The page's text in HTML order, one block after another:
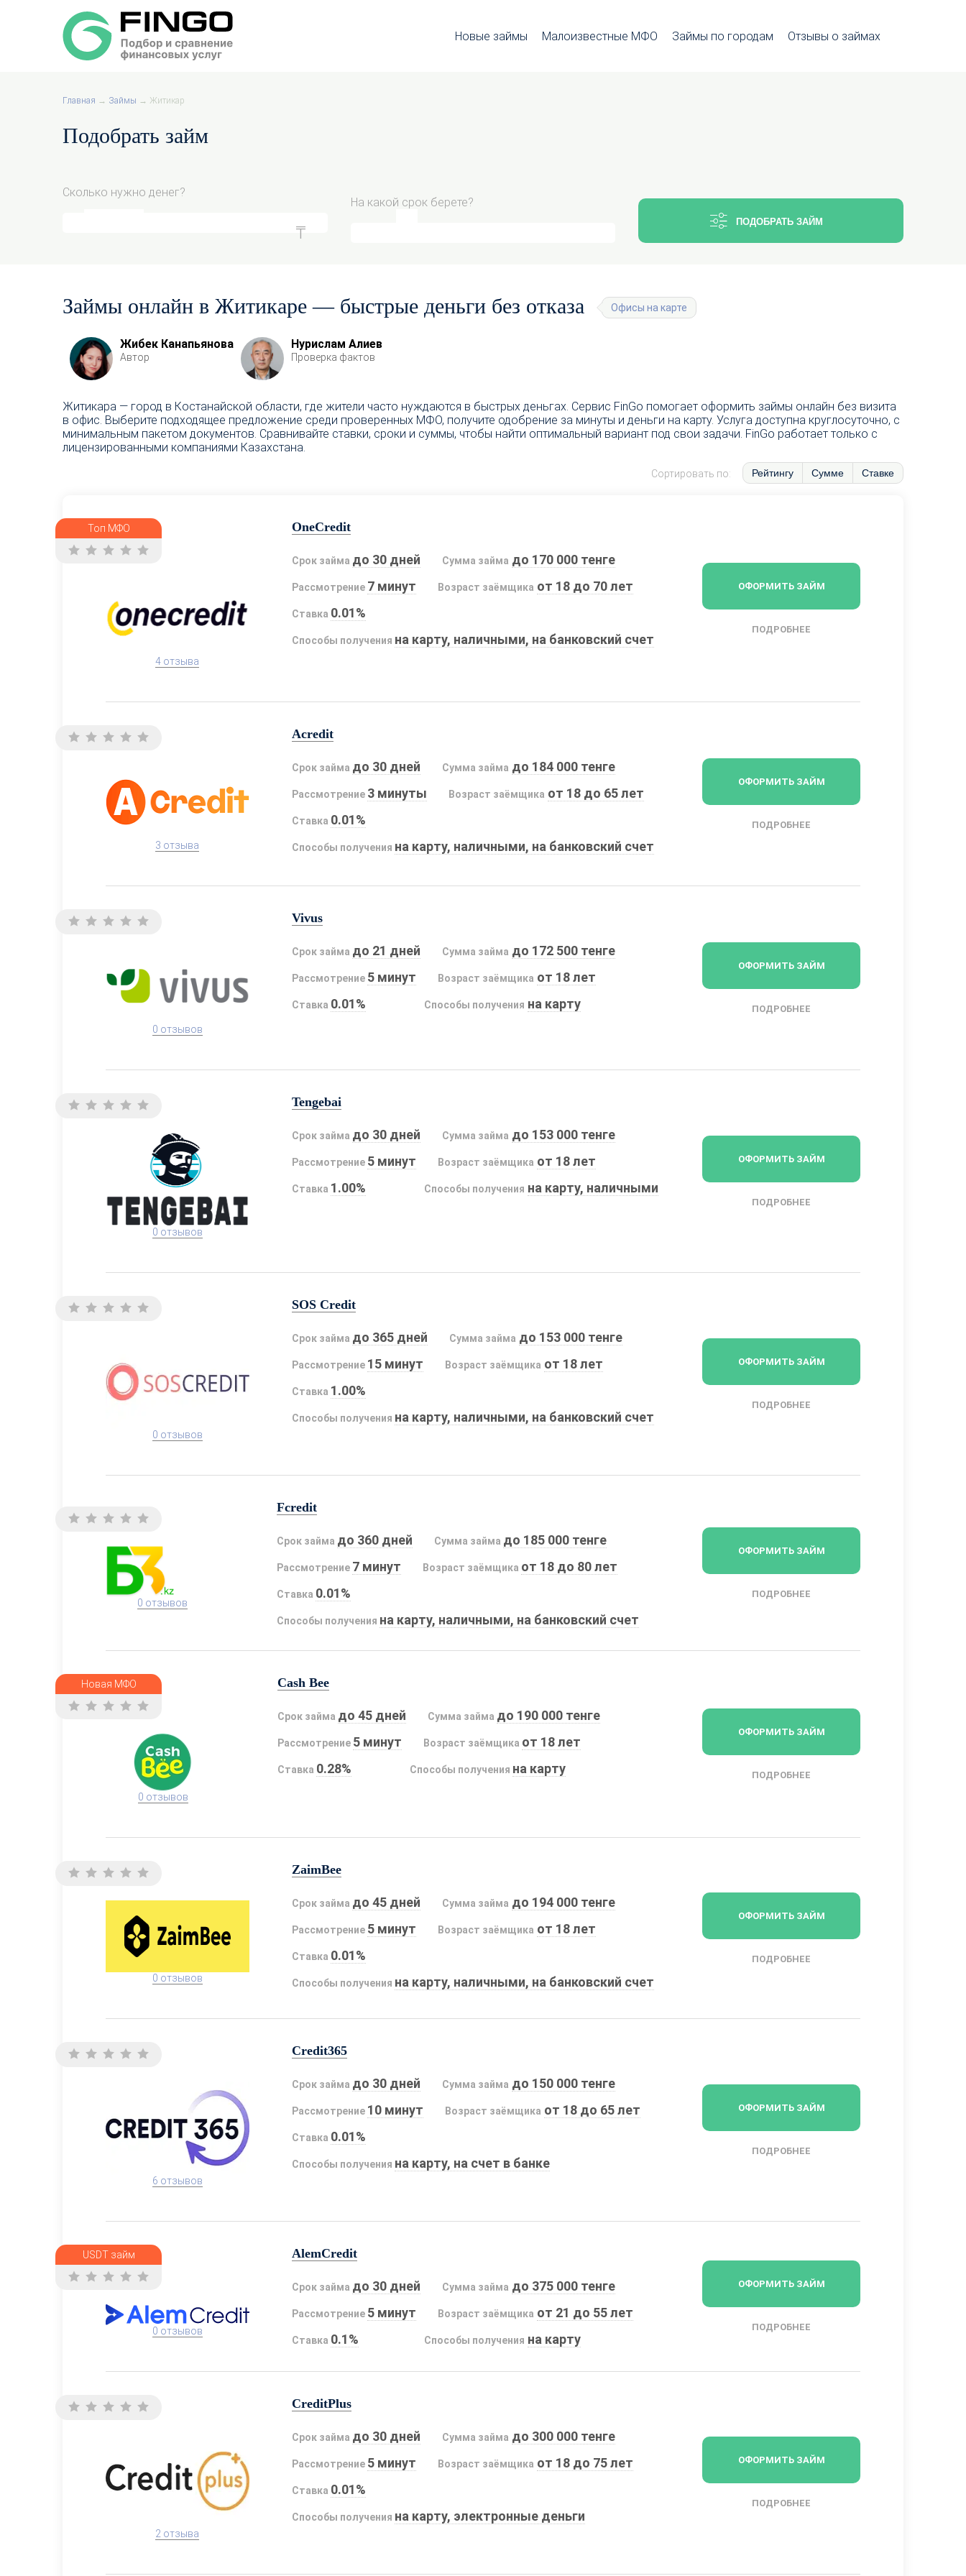
Новые займы Малоизвестные МФО Займы по городам Отзывы о займах
Главная → Займы → Житикар
Подобрать займ
Сколько нужно денег?
На какой срок берете?
ПОДОБРАТЬ ЗАЙМ
Займы онлайн в Житикаре — быстрые деньги без отказа Офисы на карте
Жибек Канапьянова
Автор
Нурислам Алиев
Проверка фактов
Житикара — город в Костанайской области, где жители часто нуждаются в быстрых деньгах. Сервис FinGo помогает оформить займы онлайн без визита
в офис. Выберите подходящее предложение среди проверенных МФО, получите одобрение за минуты и деньги на карту. Услуга доступна круглосуточно, с
минимальным пакетом документов. Сравнивайте ставки, сроки и суммы, чтобы найти оптимальный вариант под свои задачи. FinGo работает только с
лицензированными компаниями Казахстана.
Сортировать по: Рейтингу Сумме Ставке
Топ МФО
4 отзыва
OneCredit
Срок займа до 30 дней Сумма займа до 170 000 тенге
Рассмотрение 7 минут Возраст заёмщика от 18 до 70 лет
Ставка 0.01%
Способы получения на карту, наличными, на банковский счет
ОФОРМИТЬ ЗАЙМ
ПОДРОБНЕЕ
3 отзыва
Acredit
Срок займа до 30 дней Сумма займа до 184 000 тенге
Рассмотрение 3 минуты Возраст заёмщика от 18 до 65 лет
Ставка 0.01%
Способы получения на карту, наличными, на банковский счет
ОФОРМИТЬ ЗАЙМ
ПОДРОБНЕЕ
0 отзывов
Vivus
Срок займа до 21 дней Сумма займа до 172 500 тенге
Рассмотрение 5 минут Возраст заёмщика от 18 лет
Ставка 0.01% Способы получения на карту
ОФОРМИТЬ ЗАЙМ
ПОДРОБНЕЕ
0 отзывов
Tengebai
Срок займа до 30 дней Сумма займа до 153 000 тенге
Рассмотрение 5 минут Возраст заёмщика от 18 лет
Ставка 1.00% Способы получения на карту, наличными
ОФОРМИТЬ ЗАЙМ
ПОДРОБНЕЕ
0 отзывов
SOS Credit
Срок займа до 365 дней Сумма займа до 153 000 тенге
Рассмотрение 15 минут Возраст заёмщика от 18 лет
Ставка 1.00%
Способы получения на карту, наличными, на банковский счет
ОФОРМИТЬ ЗАЙМ
ПОДРОБНЕЕ
0 отзывов
Fcredit
Срок займа до 360 дней Сумма займа до 185 000 тенге
Рассмотрение 7 минут Возраст заёмщика от 18 до 80 лет
Ставка 0.01%
Способы получения на карту, наличными, на банковский счет
ОФОРМИТЬ ЗАЙМ
ПОДРОБНЕЕ
Новая МФО
0 отзывов
Cash Bee
Срок займа до 45 дней Сумма займа до 190 000 тенге
Рассмотрение 5 минут Возраст заёмщика от 18 лет
Ставка 0.28% Способы получения на карту
ОФОРМИТЬ ЗАЙМ
ПОДРОБНЕЕ
0 отзывов
ZaimBee
Срок займа до 45 дней Сумма займа до 194 000 тенге
Рассмотрение 5 минут Возраст заёмщика от 18 лет
Ставка 0.01%
Способы получения на карту, наличными, на банковский счет
ОФОРМИТЬ ЗАЙМ
ПОДРОБНЕЕ
6 отзывов
Credit365
Срок займа до 30 дней Сумма займа до 150 000 тенге
Рассмотрение 10 минут Возраст заёмщика от 18 до 65 лет
Ставка 0.01%
Способы получения на карту, на счет в банке
ОФОРМИТЬ ЗАЙМ
ПОДРОБНЕЕ
USDT займ
0 отзывов
AlemCredit
Срок займа до 30 дней Сумма займа до 375 000 тенге
Рассмотрение 5 минут Возраст заёмщика от 21 до 55 лет
Ставка 0.1% Способы получения на карту
ОФОРМИТЬ ЗАЙМ
ПОДРОБНЕЕ
2 отзыва
CreditPlus
Срок займа до 30 дней Сумма займа до 300 000 тенге
Рассмотрение 5 минут Возраст заёмщика от 18 до 75 лет
Ставка 0.01%
Способы получения на карту, электронные деньги
ОФОРМИТЬ ЗАЙМ
ПОДРОБНЕЕ